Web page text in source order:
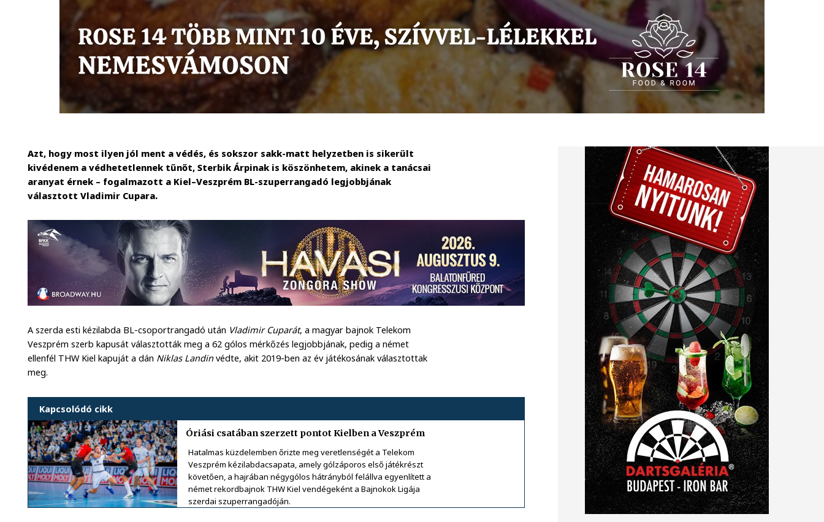
Azt, hogy most ilyen jól ment a védés, és sokszor sakk-matt helyzetben is sikerült
kivédenem a védhetetlennek tűnőt, Sterbik Árpinak is köszönhetem, akinek a tanácsai
aranyat érnek – fogalmazott a Kiel–Veszprém BL-szuperrangadó legjobbjának
választott Vladimir Cupara.
A szerda esti kézilabda BL-csoportrangadó után Vladimir Cuparát, a magyar bajnok Telekom
Veszprém szerb kapusát választották meg a 62 gólos mérkőzés legjobbjának, pedig a német
ellenfél THW Kiel kapuját a dán Niklas Landinvédte, akit 2019-ben az év játékosának választottak
meg.
Kapcsolódó cikk
Óriási csatában szerzett pontot Kielben a Veszprém
Hatalmas küzdelemben őrizte meg veretlenségét a Telekom
Veszprém kézilabdacsapata, amely gólzáporos első játékrészt
követően, a hajrában négygólos hátrányból felállva egyenlített a
német rekordbajnok THW Kiel vendégeként a Bajnokok Ligája
szerdai szuperrangadóján.